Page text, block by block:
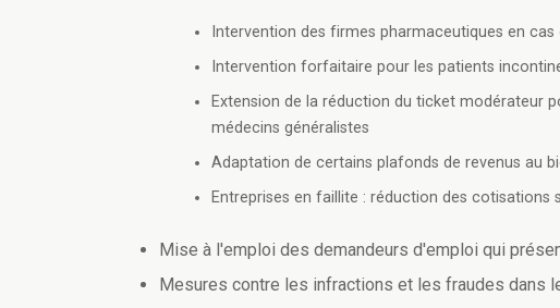
Intervention des firmes pharmaceutiques en
Intervention forfaitaire pour les patients
Extension de la réduction du ticket modérateur
médecins généralistes
Adaptation de certains plafonds de revenus au
Entreprises en faillite : réduction des
Mise à l'emploi des demandeurs d'emploi qui
Mesures contre les infractions et les fraudes dans